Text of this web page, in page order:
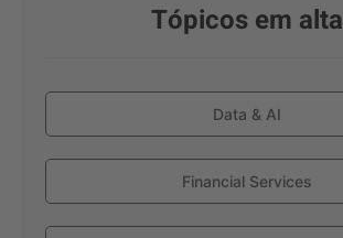
Tópicos em alta
Data & AI
Financial Services